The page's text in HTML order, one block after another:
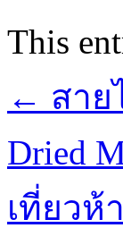
This
← สาย
Dried
เที่ยวห้